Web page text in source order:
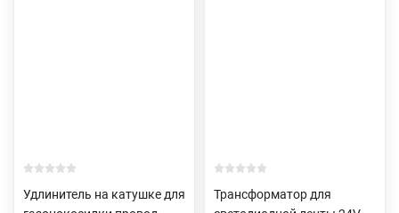
Удлинитель на катушке для
Трансформатор для